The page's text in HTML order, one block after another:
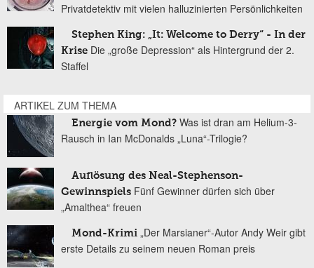
Privatdetektiv mit vielen halluzinierten Persönlichkeiten
Stephen King: „It: Welcome to Derry“ - In der
Krise Die „große Depression“ als Hintergrund der 2.
Staffel
ARTIKEL ZUM THEMA
Energie vom Mond? Was ist dran am Helium-3-
Rausch in Ian McDonalds „Luna“-Trilogie?
Auflösung des Neal-Stephenson-
Gewinnspiels Fünf Gewinner dürfen sich über
„Amalthea“ freuen
Mond-Krimi „Der Marsianer“-Autor Andy Weir gibt
erste Details zu seinem neuen Roman preis